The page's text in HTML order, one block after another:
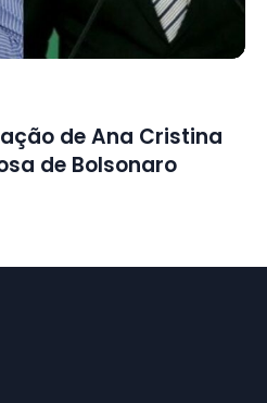
de Ana Cristina
de Bolsonaro